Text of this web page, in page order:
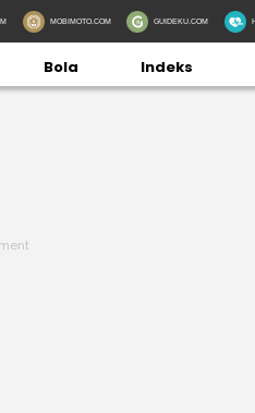
MOBIMOTO.COM GUIDEKU.COM
Bola Indeks